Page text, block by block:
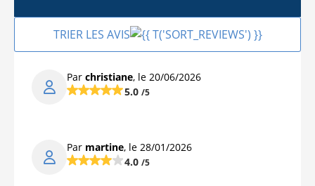
TRIER LES AVIS
Par christiane, le 20/06/2026
5.0 /5
Par martine, le 28/01/2026
4.0 /5